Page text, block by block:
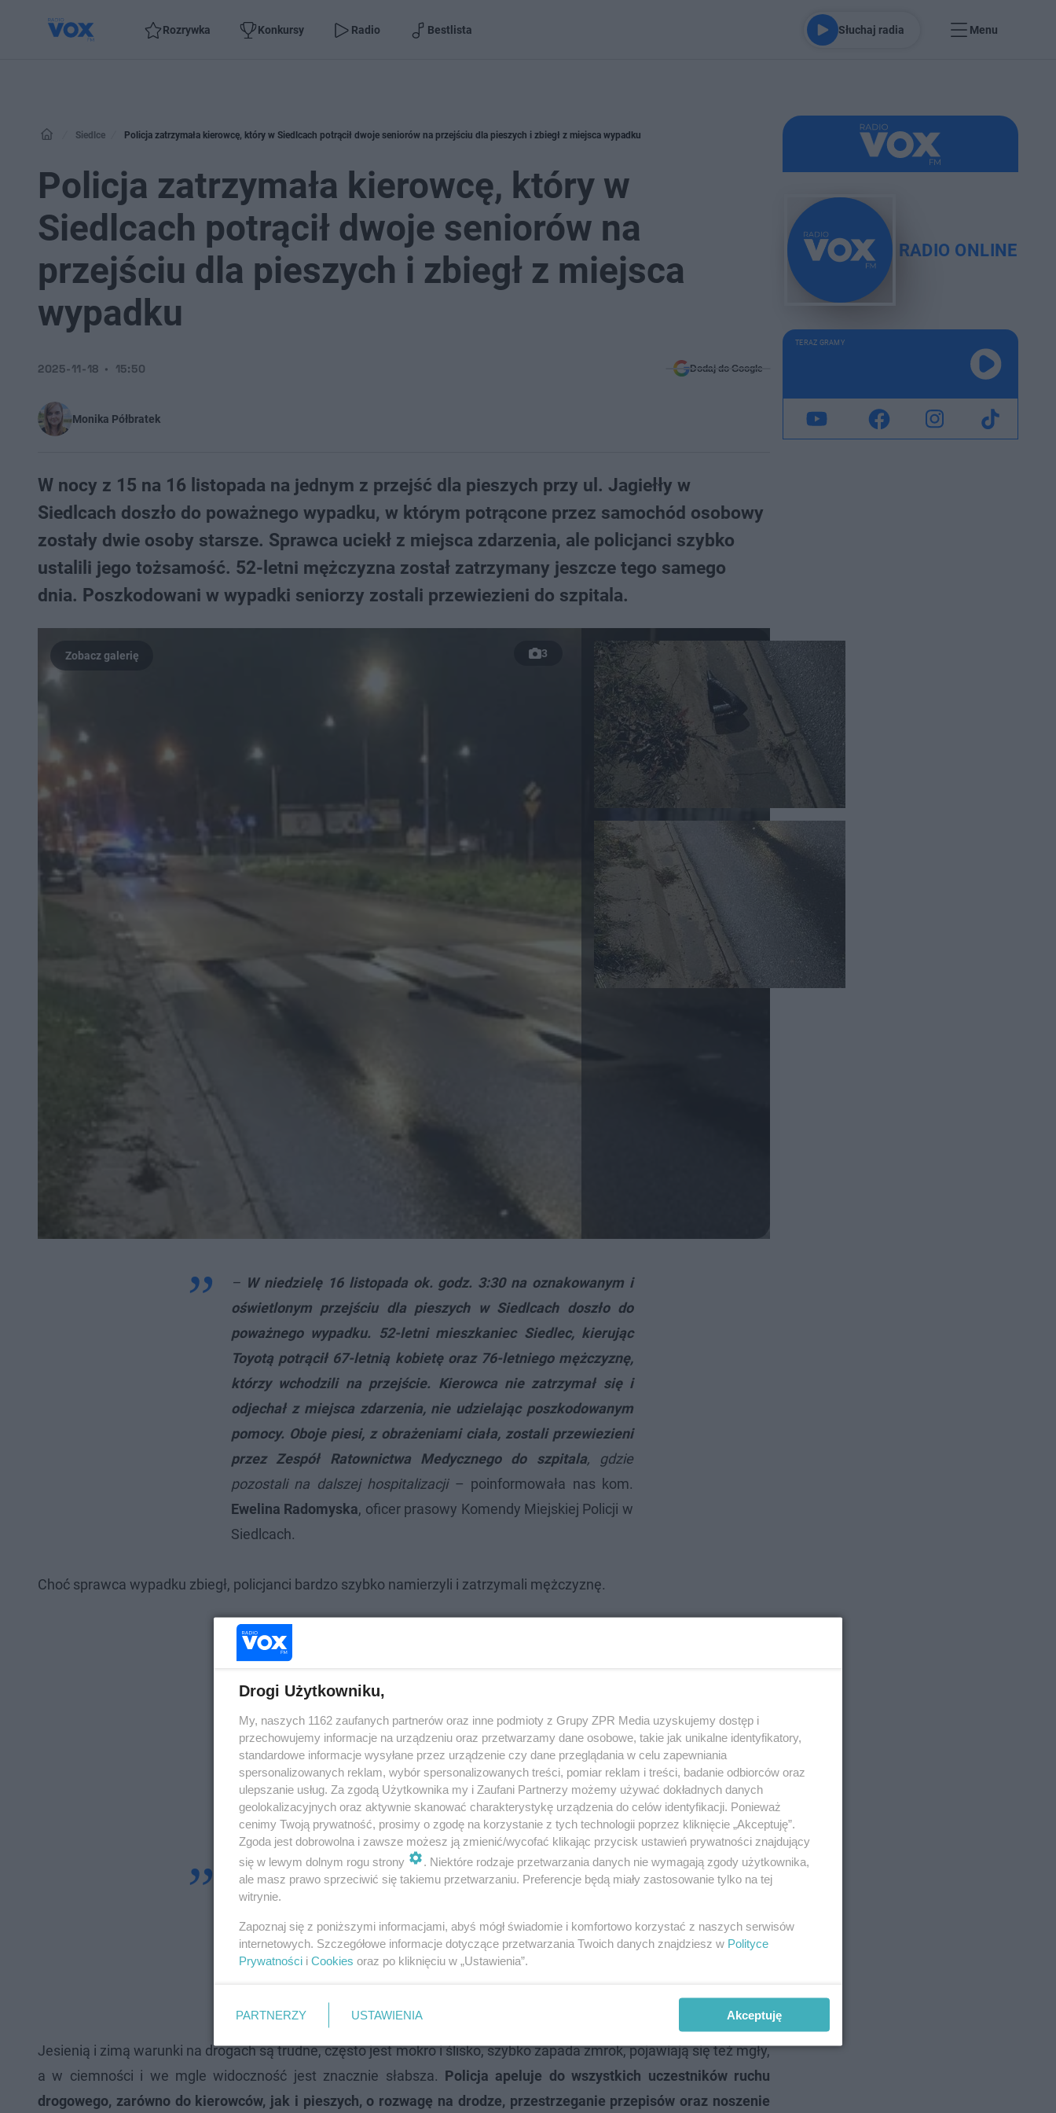
Rozrywka Konkursy Radio Bestlista Słuchaj radia Menu
Siedlce Policja zatrzymała kierowcę, który w Siedlcach potrącił dwoje seniorów na przejściu dla pieszych i zbiegł z miejsca wypadku
Policja zatrzymała kierowcę, który w
Siedlcach potrącił dwoje seniorów na
przejściu dla pieszych i zbiegł z miejsca
wypadku
Monika Półbratek
2025-11-18 15:50 Dodaj do Google
W nocy z 15 na 16 listopada na jednym z przejść dla pieszych przy ul. Jagiełły w
Siedlcach doszło do poważnego wypadku, w którym potrącone przez samochód osobowy
zostały dwie osoby starsze. Sprawca uciekł z miejsca zdarzenia, ale policjanci szybko
ustalili jego tożsamość. 52-letni mężczyzna został zatrzymany jeszcze tego samego
dnia. Poszkodowani w wypadki seniorzy zostali przewiezieni do szpitala.
3
– W niedzielę 16 listopada ok. godz. 3:30 na oznakowanym i
oświetlonym przejściu dla pieszych w Siedlcach doszło do
poważnego wypadku. 52-letni mieszkaniec Siedlec, kierując
Toyotą potrącił 67-letnią kobietę oraz 76-letniego mężczyznę,
którzy wchodzili na przejście. Kierowca nie zatrzymał się i
odjechał z miejsca zdarzenia, nie udzielając poszkodowanym
pomocy. Oboje piesi, z obrażeniami ciała, zostali przewiezieni
przez Zespół Ratownictwa Medycznego do szpitala, gdzie
pozostali na dalszej hospitalizacji– poinformowała nas kom.
Ewelina Radomyska, oficer prasowy Komendy Miejskiej Policji w
Siedlcach.
Choć sprawca wypadku zbiegł, policjanci bardzo szybko namierzyli i zatrzymali mężczyznę.
– Okazał się nim 52-letni mieszkaniec Siedlec, który
natychmiast trafił do policyjnego aresztu.
mężczyzna usłyszał zarzut,a prokurator Prokuratury Rejonowej
w Siedlcach zastosował wobec niego środki zapobiegawcze w
powiedziała nam kom.
Jesienią i zimą warunki na drogach są trudne, często jest mokro i ślisko, szybko zapada zmrok, pojawiają się też mgły,
a w ciemności i we mgle widoczność jest znacznie słabsza. Policja apeluje do wszystkich uczestników ruchu
drogowego, zarówno do kierowców, jak i pieszych, o rozwagę na drodze, przestrzeganie przepisów oraz noszenie
RADIO ONLINE
TERAZ GRAMY
Drogi Użytkowniku,
My, naszych 1162 zaufanych partnerów oraz inne podmioty z Grupy ZPR Media uzyskujemy dostęp i
przechowujemy informacje na urządzeniu oraz przetwarzamy dane osobowe, takie jak unikalne identyfikatory,
standardowe informacje wysyłane przez urządzenie czy dane przeglądania w celu zapewniania
spersonalizowanych reklam, wybór spersonalizowanych treści, pomiar reklam i treści, badanie odbiorców oraz
ulepszanie usług. Za zgodą Użytkownika my i Zaufani Partnerzy możemy używać dokładnych danych
geolokalizacyjnych oraz aktywnie skanować charakterystykę urządzenia do celów identyfikacji. Ponieważ
cenimy Twoją prywatność, prosimy o zgodę na korzystanie z tych technologii poprzez kliknięcie „Akceptuję”.
Zgoda jest dobrowolna i zawsze możesz ją zmienić/wycofać klikając przycisk ustawień prywatności znajdujący
się w lewym dolnym rogu strony
. Niektóre rodzaje przetwarzania danych nie wymagają zgody użytkownika,
ale masz prawo sprzeciwić się takiemu przetwarzaniu. Preferencje będą miały zastosowanie tylko na tej
witrynie.
Zapoznaj się z poniższymi informacjami, abyś mógł świadomie i komfortowo korzystać z naszych serwisów
internetowych. Szczegółowe informacje dotyczące przetwarzania Twoich danych znajdziesz w Polityce
Prywatności i Cookies oraz po kliknięciu w „Ustawienia”.
PARTNERZY USTAWIENIA Akceptuję